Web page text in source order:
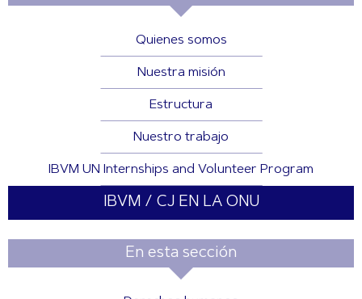
Quienes somos
Nuestra misión
Estructura
Nuestro trabajo
IBVM UN Internships and Volunteer Program
IBVM / CJ EN LA ONU
En esta sección